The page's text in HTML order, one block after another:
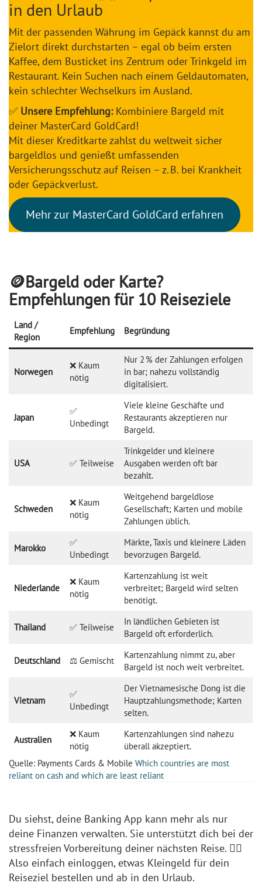
in den Urlaub
Mit der passenden Währung im Gepäck kannst du am
Zielort direkt durchstarten – egal ob beim ersten
Kaffee, dem Busticket ins Zentrum oder Trinkgeld im
Restaurant. Kein Suchen nach einem Geldautomaten,
kein schlechter Wechselkurs im Ausland.
✅ Unsere Empfehlung:Kombiniere Bargeld mit
deiner MasterCard GoldCard!
Mit dieser Kreditkarte zahlst du weltweit sicher
bargeldlos und genießt umfassenden
Versicherungsschutz auf Reisen – z. B. bei Krankheit
oder Gepäckverlust.
Mehr zur MasterCard GoldCard erfahren
🪙Bargeld oder Karte?
Empfehlungen für 10 Reiseziele
Land /
Region
Empfehlung Begründung
Norwegen
❌ Kaum
nötig
Nur 2 % der Zahlungen erfolgen
in bar; nahezu vollständig
digitalisiert.
Japan
✅
Unbedingt
Viele kleine Geschäfte und
Restaurants akzeptieren nur
Bargeld.
USA ✅ Teilweise
Trinkgelder und kleinere
Ausgaben werden oft bar
bezahlt.
Schweden
❌ Kaum
nötig
Weitgehend bargeldlose
Gesellschaft; Karten und mobile
Zahlungen üblich.
Marokko
✅
Unbedingt
Märkte, Taxis und kleinere Läden
bevorzugen Bargeld.
Niederlande
❌ Kaum
nötig
Kartenzahlung ist weit
verbreitet; Bargeld wird selten
benötigt.
Thailand ✅ Teilweise
In ländlichen Gebieten ist
Bargeld oft erforderlich.
Deutschland ⚖️ Gemischt
Kartenzahlung nimmt zu, aber
Bargeld ist noch weit verbreitet.
Vietnam
✅
Unbedingt
Der Vietnamesische Dong ist die
Hauptzahlungsmethode; Karten
selten.
Australien
❌ Kaum
nötig
Kartenzahlungen sind nahezu
überall akzeptiert.
Quelle: Payments Cards & Mobile Which countries are most
reliant on cash and which are least reliant
Du siehst, deine Banking App kann mehr als nur
deine Finanzen verwalten. Sie unterstützt dich bei der
stressfreien Vorbereitung deiner nächsten Reise. ☝🏼
Also einfach einloggen, etwas Kleingeld für dein
Reiseziel bestellen und ab in den Urlaub.